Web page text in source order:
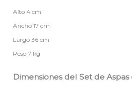
Alto 4 cm
Ancho 17 cm
Largo 36 cm
Peso 7 kg
Dimensiones del Set de